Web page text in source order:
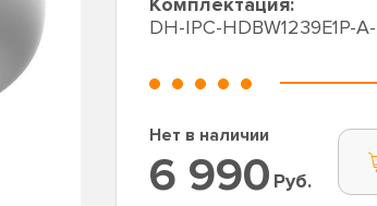
DH-IPC-HDBW1239E1P-
Нет в наличии
6 990 Руб.